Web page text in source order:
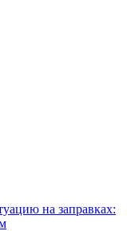
на заправках: